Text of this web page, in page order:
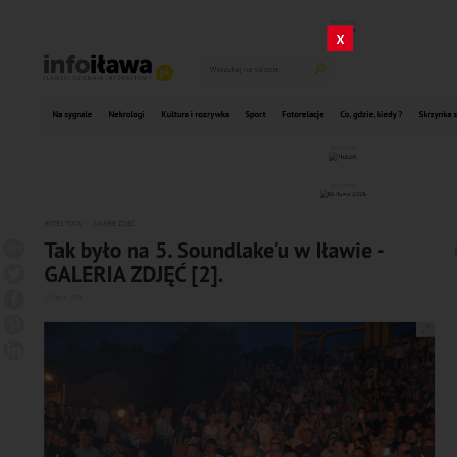
X
Na sygnale Nekrologi Kultura i rozrywka Sport Fotorelacje Co, gdzie, kiedy ? Skrzynka
JESTEŚ TUTAJ GALERIE ZDJĘĆ
Tak było na 5. Soundlake'u w Iławie -
GALERIA ZDJĘĆ [2].